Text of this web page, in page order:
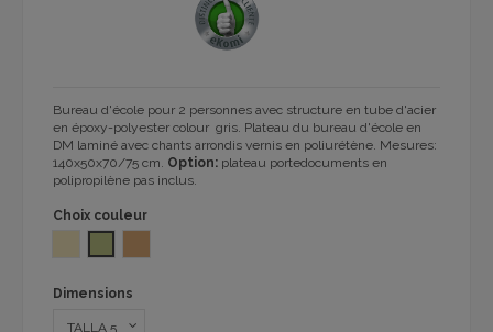
Bureau d'école pour 2 personnes avec structure en tube d'acier
en époxy-polyester colour gris. Plateau du bureau d'école en
DM laminé avec chants arrondis vernis en poliurétène. Mesures:
140x50x70/75 cm. Option: plateau portedocuments en
polipropilène pas inclus.
Choix couleur
Dimensions